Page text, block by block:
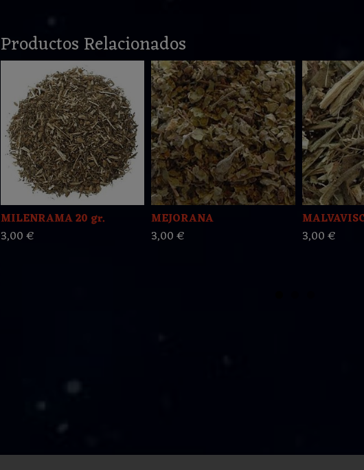
Productos Relacionados
MILENRAMA 20 gr.
3,00 €
MEJORANA
3,00 € 3,00 €